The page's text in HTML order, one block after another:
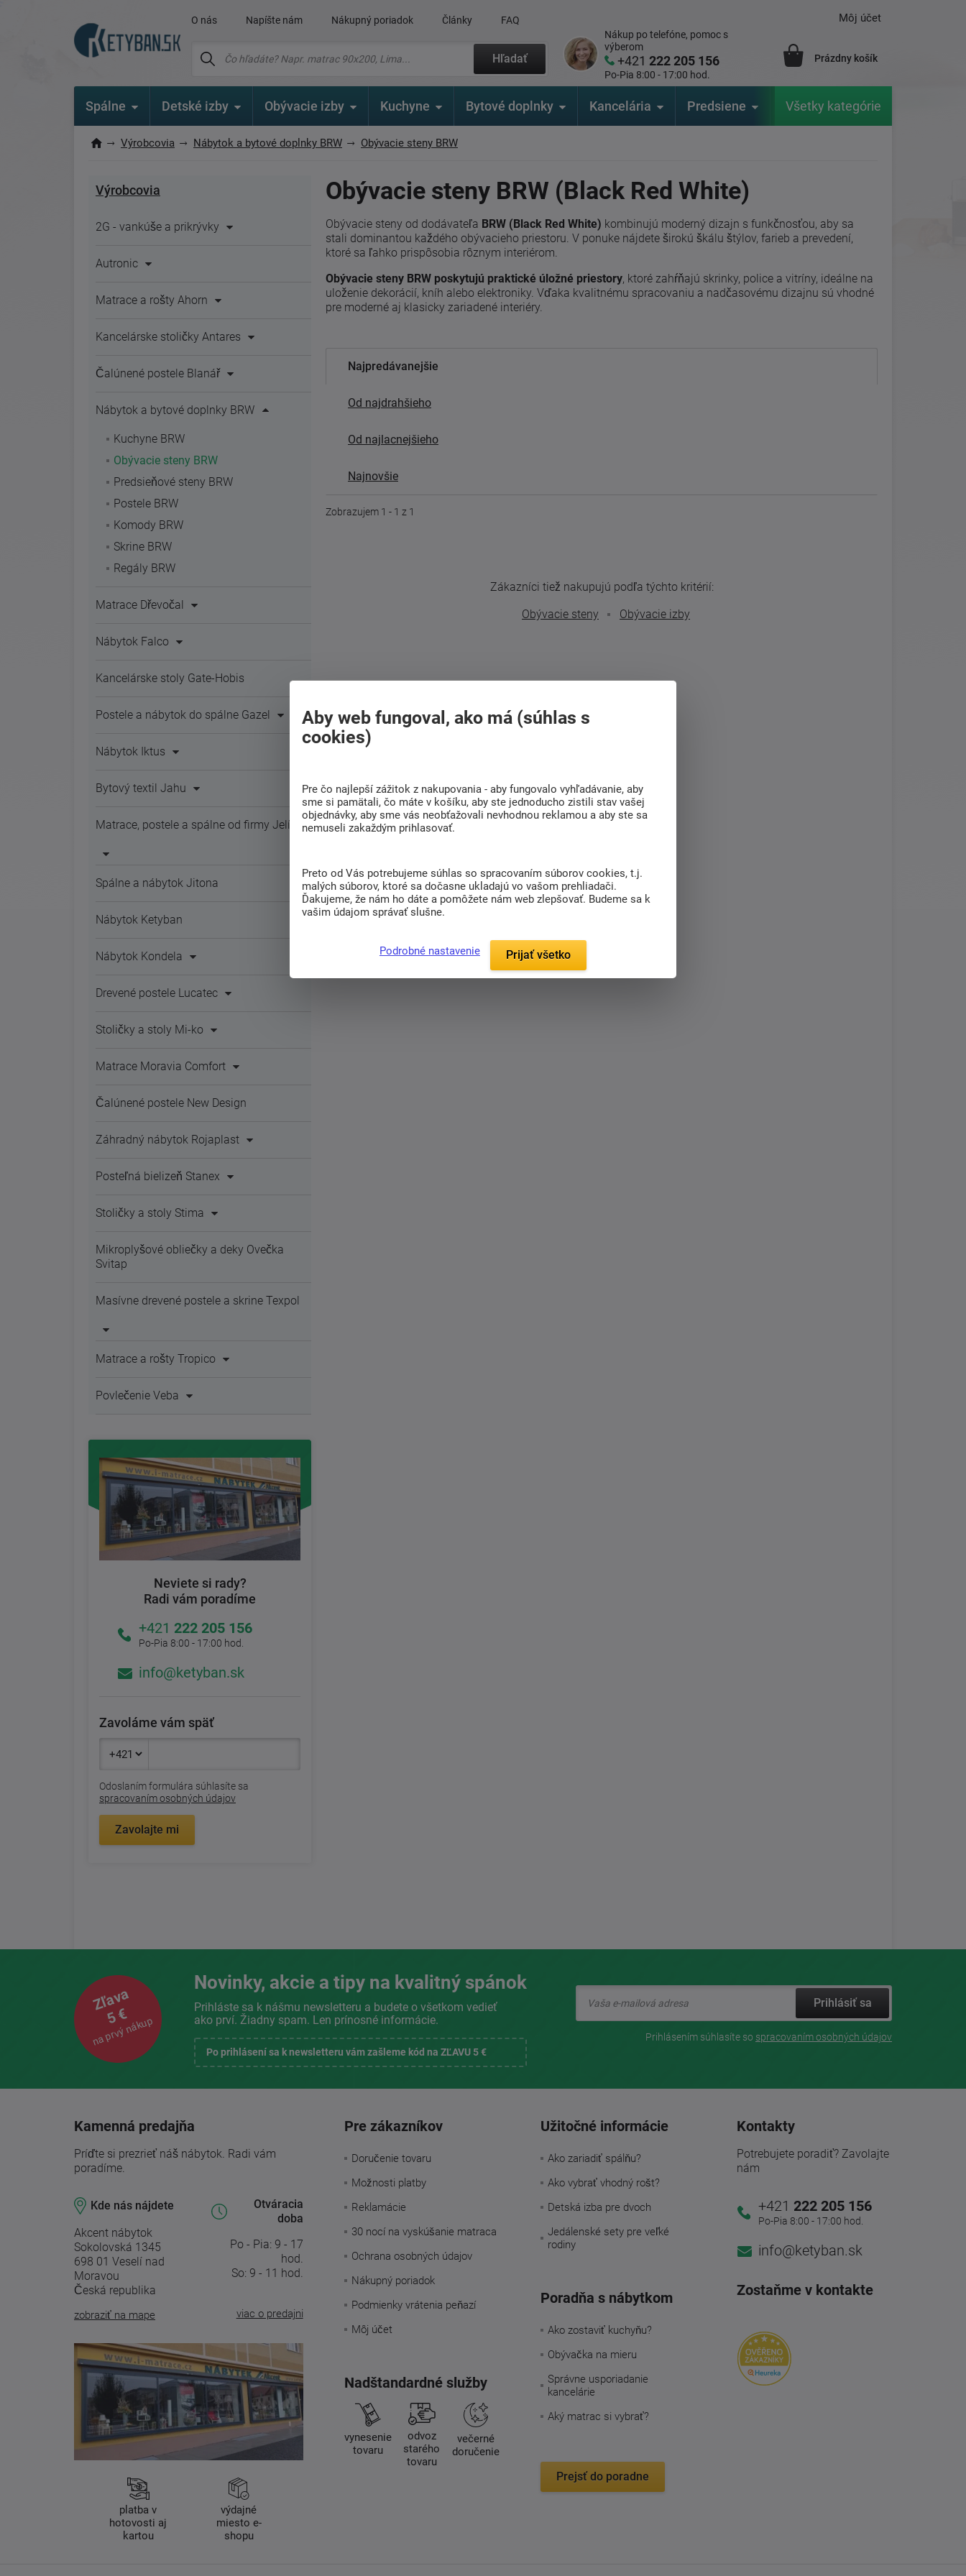
O nás Napíšte nám Nákupný poriadok Články FAQ
Hľadať
Nákup po telefóne, pomoc s
výberom
+421222 205 156
Po-Pia 8:00 - 17:00 hod.
Môj účet
Prázdny košík
Spálne Detské izby Obývacie izby Kuchyne Bytové doplnky Kancelária Predsiene Výrobcovia
Všetky kategórie
Výrobcovia Nábytok a bytové doplnky BRW Obývacie steny BRW
Výrobcovia
2G - vankúše a prikrývky
Autronic
Matrace a rošty Ahorn
Kancelárske stoličky Antares
Čalúnené postele Blanář
Nábytok a bytové doplnky BRW
Kuchyne BRW
Obývacie steny BRW
Predsieňové steny BRW
Postele BRW
Komody BRW
Skrine BRW
Regály BRW
Matrace Dřevočal
Nábytok Falco
Kancelárske stoly Gate-Hobis
Postele a nábytok do spálne Gazel
Nábytok Iktus
Bytový textil Jahu
Matrace, postele a spálne od firmy Jelínek
Spálne a nábytok Jitona
Nábytok Ketyban
Nábytok Kondela
Drevené postele Lucatec
Stoličky a stoly Mi-ko
Matrace Moravia Comfort
Čalúnené postele New Design
Záhradný nábytok Rojaplast
Posteľná bielizeň Stanex
Stoličky a stoly Stima
Mikroplyšové obliečky a deky Ovečka
Svitap
Masívne drevené postele a skrine Texpol
Matrace a rošty Tropico
Povlečenie Veba
Neviete si rady?
Radi vám poradíme
+421 222 205 156
Po-Pia 8:00 - 17:00 hod.
info@ketyban.sk
Zavoláme vám späť
Odoslaním formulára súhlasíte sa
spracovaním osobných údajov
Zavolajte mi
Obývacie steny BRW (Black Red White)
Obývacie steny od dodávateľa BRW (Black Red White) kombinujú moderný dizajn s funkčnosťou, aby sa
stali dominantou každého obývacieho priestoru. V ponuke nájdete širokú škálu štýlov, farieb a prevedení,
ktoré sa ľahko prispôsobia rôznym interiérom.
Obývacie steny BRW poskytujú praktické úložné priestory, ktoré zahŕňajú skrinky, police a vitríny, ideálne na
uloženie dekorácií, kníh alebo elektroniky. Vďaka kvalitnému spracovaniu a nadčasovému dizajnu sú vhodné
pre moderné aj klasicky zariadené interiéry.
Najpredávanejšie
Od najdrahšieho
Od najlacnejšieho
Najnovšie
Zobrazujem 1 - 1 z 1
Zákazníci tiež nakupujú podľa týchto kritérií:
Obývacie steny
Obývacie izby
Zľava
5 €
na prvý nákup
Novinky, akcie a tipy na kvalitný spánok
Prihláste sa k nášmu newsletteru a budete o všetkom vedieť
ako prví. Žiadny spam. Len prínosné informácie.
Po prihlásení sa k newsletteru vám zašleme kód na ZĽAVU 5 €
Prihlásiť sa
Prihlásením súhlasíte so spracovaním osobných údajov
Kamenná predajňa
Príďte si prezrieť náš nábytok. Radi vám
poradíme.
Kde nás nájdete
Akcent nábytok
Sokolovská 1345
698 01 Veselí nad
Moravou
Česká republika
zobraziť na mape
Otváracia
doba
Po - Pia: 9 - 17
hod.
So: 9 - 11 hod.
viac o predajni
platba v
hotovosti aj
kartou
výdajné
miesto e-
shopu
Pre zákazníkov
Doručenie tovaru
Možnosti platby
Reklamácie
30 nocí na vyskúšanie matraca
Ochrana osobných údajov
Nákupný poriadok
Podmienky vrátenia peňazí
Môj účet
Nadštandardné služby
vynesenie
tovaru
odvoz
starého
tovaru
večerné
doručenie
Užitočné informácie
Ako zariadiť spálňu?
Ako vybrať vhodný rošt?
Detská izba pre dvoch
Jedálenské sety pre veľké
rodiny
Poradňa s nábytkom
Ako zostaviť kuchyňu?
Obývačka na mieru
Správne usporiadanie
kancelárie
Aký matrac si vybrať?
Prejsť do poradne
Kontakty
Potrebujete poradiť? Zavolajte
nám
+421 222 205 156
Po-Pia 8:00 - 17:00 hod.
info@ketyban.sk
Zostaňme v kontakte
Aby web fungoval, ako má (súhlas s
cookies)
Pre čo najlepší zážitok z nakupovania - aby fungovalo vyhľadávanie, aby
sme si pamätali, čo máte v košíku, aby ste jednoducho zistili stav vašej
objednávky, aby sme vás neobťažovali nevhodnou reklamou a aby ste sa
nemuseli zakaždým prihlasovať.
Preto od Vás potrebujeme súhlas so spracovaním súborov cookies, t.j.
malých súborov, ktoré sa dočasne ukladajú vo vašom prehliadači.
Ďakujeme, že nám ho dáte a pomôžete nám web zlepšovať. Budeme sa k
vašim údajom správať slušne.
Podrobné nastavenie Prijať všetko